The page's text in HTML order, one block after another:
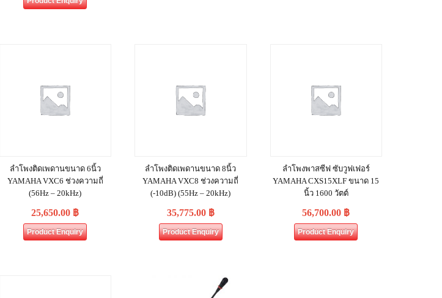
ลำโพงติดเพดานขนาด 6นิ้ว
YAMAHA VXC6 ช่วงความถี่
(56Hz – 20kHz)
25,650.00 ฿
Product Enquiry
ลำโพงติดเพดานขนาด 8นิ้ว
YAMAHA VXC8 ช่วงความถี่
(-10dB) (55Hz – 20kHz)
35,775.00 ฿
Product Enquiry
ลำโพงพาสซีฟ ซับวูฟเฟอร์
YAMAHA CXS15XLF ขนาด 15
นิ้ว 1600 วัตต์
56,700.00 ฿
Product Enquiry